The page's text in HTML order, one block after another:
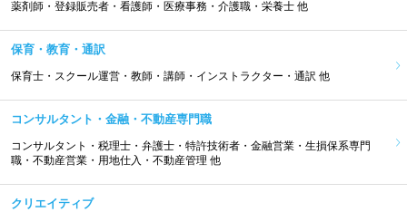
薬剤師・登録販売者・看護師・医療事務・介護職・栄養士 他
保育・教育・通訳
保育士・スクール運営・教師・講師・インストラクター・通訳 他
コンサルタント・金融・不動産専門職
コンサルタント・税理士・弁護士・特許技術者・金融営業・生損保系専門
職・不動産営業・用地仕入・不動産管理 他
クリエイティブ